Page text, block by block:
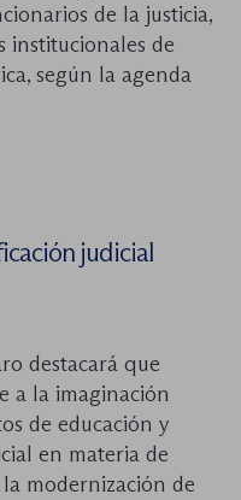
de la justicia,
institucionales de
según la agenda
judicial
destacará que
a la imaginación
de educación y
en materia de
modernización de